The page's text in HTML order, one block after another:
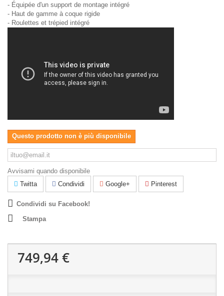
- Équipée d'un support de montage intégré
- Haut de gamme à coque rigide
- Roulettes et trépied intégré
Questo prodotto non è più disponibile
Avvisami quando disponibile
Twitta
Condividi Google+ Pinterest
Condividi su Facebook!
Stampa
749,94 €